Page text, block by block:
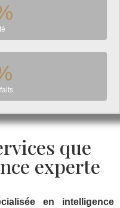
que
experte
en intelligence